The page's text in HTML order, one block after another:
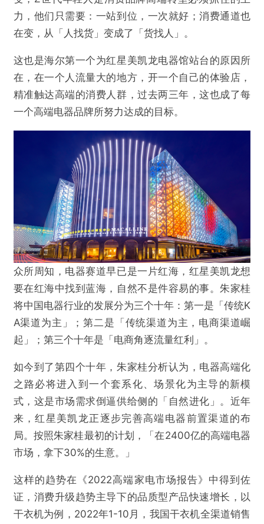
力，他们只需要：一站到位，一次就好；消费通道也
在变，从「人找货」变成了「货找人」。
这也是海尔第一个为红星美凯龙电器馆站台的原因所
在，在一个人流量大的地方，开一个自己的体验店，
精准触达高端的消费人群，过去两三年，这也成了每
一个高端电器品牌所努力达成的目标。
众所周知，电器赛道早已是一片红海，红星美凯龙想
要在红海中找到蓝海，自然不是件容易的事。朱家桂
将中国电器行业的发展分为三个十年：第一是「传统K
A渠道为主」；第二是「传统渠道为主，电商渠道崛
起」；第三个十年是「电商角逐流量红利」。
如今到了第四个十年，朱家桂分析认为，电器高端化
之路必将进入到一个套系化、场景化为主导的新模
式，这是市场需求倒逼供给侧的「自然进化」。近年
来，红星美凯龙正逐步完善高端电器前置渠道的布
局。按照朱家桂最初的计划，「在2400亿的高端电器
市场，拿下30%的生意。」
这样的趋势在《2022高端家电市场报告》中得到佐
证，消费升级趋势主导下的品质型产品快速增长，以
干衣机为例，2022年1-10月，我国干衣机全渠道销售